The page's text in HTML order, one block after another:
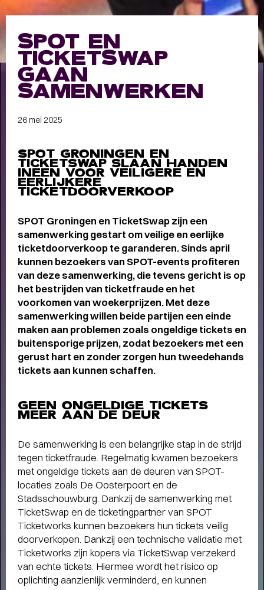
MEET THE BAND:
MUMFORD & SONS
SPOT GRONINGEN:
NIEUWS,INTERVIEWS
COLUMNS,KORTE
LANGE VERHALEN
THEATERMAKER STEEF DE JONG
OVER TULIP TOWN - Operette, punk,
humor, liefde en kartonnen magie
SPOT EN
TICKETSWAP
GAAN
SAMENWERKEN
26 mei 2025
SPOT GRONINGEN EN
TICKETSWAP SLAAN HANDEN
INEEN VOOR VEILIGERE EN
EERLIJKERE
TICKETDOORVERKOOP
SPOT Groningen en TicketSwap zijn een
samenwerking gestart om veilige en eerlijke
ticketdoorverkoop te garanderen. Sinds april
kunnen bezoekers van SPOT-events profiteren
van deze samenwerking, die tevens gericht is op
het bestrijden van ticketfraude en het
voorkomen van woekerprijzen. Met deze
samenwerking willen beide partijen een einde
maken aan problemen zoals ongeldige tickets en
buitensporige prijzen, zodat bezoekers met een
gerust hart en zonder zorgen hun tweedehands
tickets aan kunnen schaffen.
GEEN ONGELDIGE TICKETS
MEER AAN DE DEUR
De samenwerking is een belangrijke stap in de strijd
tegen ticketfraude. Regelmatig kwamen bezoekers
met ongeldige tickets aan de deuren van SPOT-
locaties zoals De Oosterpoort en de
Stadsschouwburg. Dankzij de samenwerking met
TicketSwap en de ticketingpartner van SPOT
Ticketworks kunnen bezoekers hun tickets veilig
doorverkopen. Dankzij een technische validatie met
Ticketworks zijn kopers via TicketSwap verzekerd
van echte tickets. Hiermee wordt het risico op
oplichting aanzienlijk verminderd, en kunnen